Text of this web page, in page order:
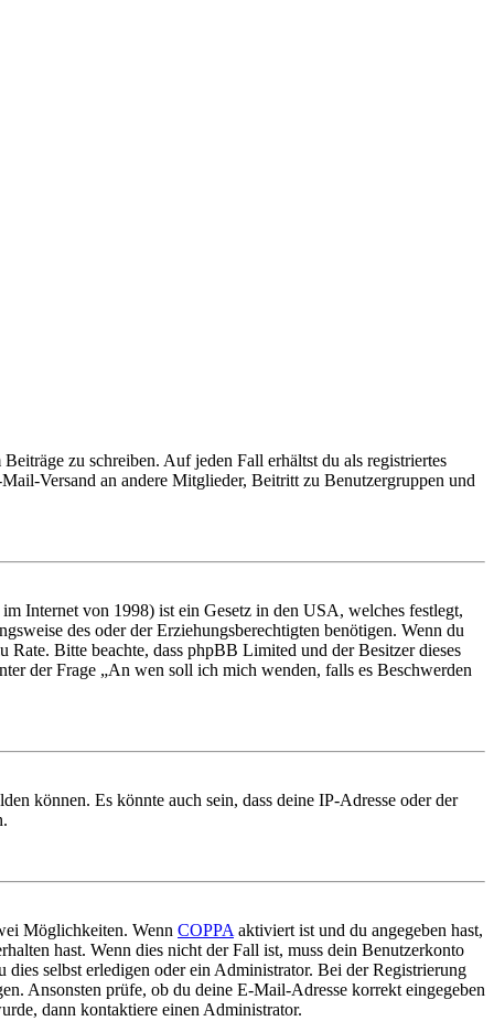
zu schreiben. Auf jeden Fall erhältst du als registriertes
Versand an andere Mitglieder, Beitritt zu Benutzergruppen und
Internet von 1998) ist ein Gesetz in den USA, welches festlegt,
des oder der Erziehungsberechtigten benötigen. Wenn du
Bitte beachte, dass phpBB Limited und der Besitzer dieses
der Frage „An wen soll ich mich wenden, falls es Beschwerden
können. Es könnte auch sein, dass deine IP-Adresse oder der
Möglichkeiten. Wenn COPPA aktiviert ist und du angegeben hast,
hast. Wenn dies nicht der Fall ist, muss dein Benutzerkonto
selbst erledigen oder ein Administrator. Bei der Registrierung
Ansonsten prüfe, ob du deine E-Mail-Adresse korrekt eingegeben
dann kontaktiere einen Administrator.